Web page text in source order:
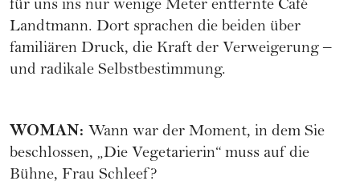
für uns ins nur wenige Meter entfernte Café
Landtmann. Dort sprachen die beiden über
familiären Druck, die Kraft der Verweigerung –
und radikale Selbstbestimmung.
WOMAN: Wann war der Moment, in dem Sie
beschlossen, „Die Vegetarierin“ muss auf die
Bühne, Frau Schleef?